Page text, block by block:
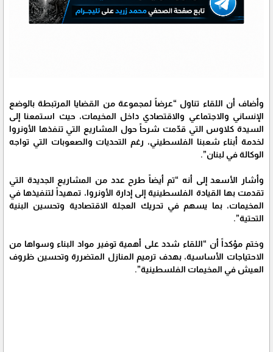
وأضاف أن اللقاء تناول “عرضاً لمجموعة من القضايا المرتبطة بالوضع
الإنساني والاجتماعي والاقتصادي داخل المخيمات، حيث استمعنا إلى
السيدة كلاوس التي قدّمت شرحاً حول المشاريع التي تنفذها الأونروا
لخدمة أبناء شعبنا الفلسطيني، رغم التحديات والصعوبات التي تواجه
الوكالة في لبنان”.
وأشار الأسعد إلى أنه “تم أيضاً طرح عدد من المشاريع الجديدة التي
تقدمت بها القيادة الفلسطينية إلى إدارة الأونروا، تمهيداً لتنفيذها في
المخيمات، بما يسهم في تحريك العجلة الاقتصادية وتحسين البنية
التحتية”.
وختم مؤكداً أن “اللقاء شدد على أهمية توفير مواد البناء وسواها من
الاحتياجات الأساسية، بهدف ترميم المنازل المتضررة وتحسين ظروف
العيش في المخيمات الفلسطينية”.